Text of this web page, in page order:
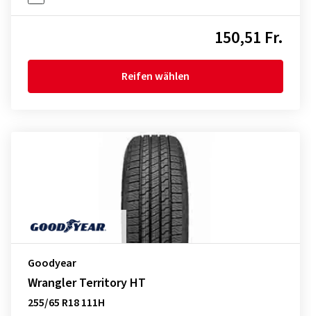
150,51 Fr.
Reifen wählen
Goodyear
Wrangler Territory HT
255/65 R18 111H